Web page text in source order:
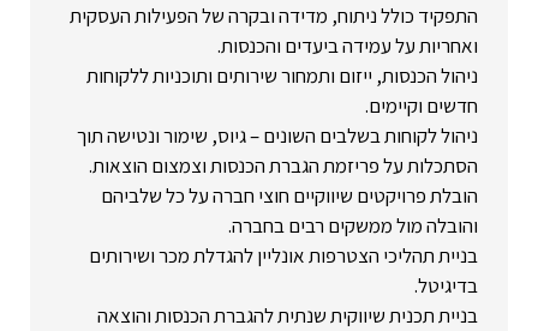
התפקיד כולל ניתוח, מדידה ובקרה של הפעילות העסקית
ואחריות על עמידה ביעדים והכנסות.
ניהול הכנסות, ייזום ותמחור שירותים ותוכניות ללקוחות
חדשים וקיימים.
ניהול לקוחות בשלבים השונים – גיוס, שימור ונטישה תוך
הסתכלות על פריזמת הגברת הכנסות וצמצום הוצאות.
הובלת פרויקטים שיווקיים חוצי חברה על כל שלביהם
והובלה מול ממשקים רבים בחברה.
בניית תהליכי הצטרפות אונליין להגדלת מכר ושירותים
בדיגיטל.
בניית תכנית שיווקית שנתית להגברת הכנסות והוצאה